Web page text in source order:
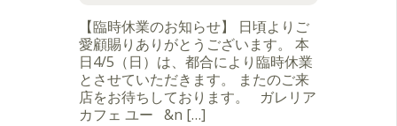
【臨時休業のお知らせ】 日頃よりご
愛顧賜りありがとうございます。 本
日4/5（日）は、都合により臨時休業
とさせていただきます。 またのご来
店をお待ちしております。 ガレリア
カフェ ユー &n […]